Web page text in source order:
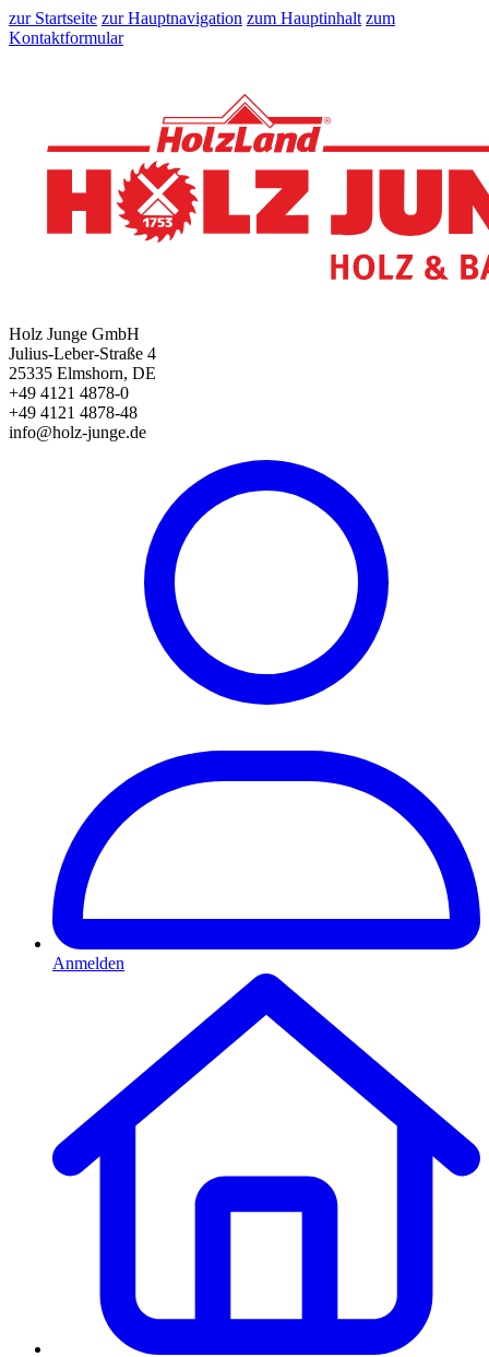
zur Startseite zur Hauptnavigation zum Hauptinhalt zum
Kontaktformular
Holz Junge GmbH
Julius-Leber-Straße 4
25335 Elmshorn, DE
+49 4121 4878-0
+49 4121 4878-48
info@holz-junge.de
Anmelden